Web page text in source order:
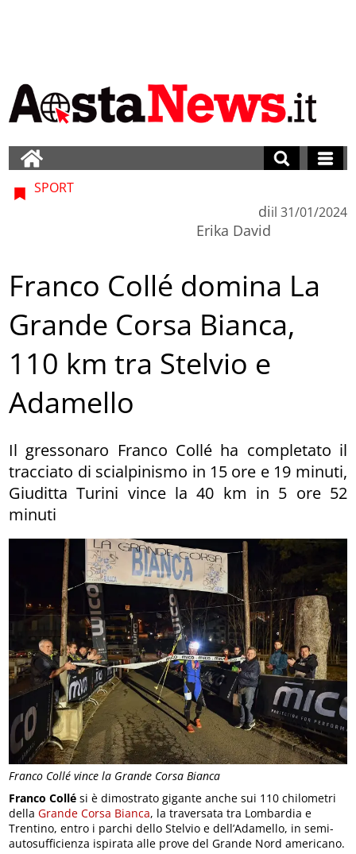
Franco Collé vince la Grande Corsa Bianca
SPORT
di
Erika David
il 31/01/2024
Franco Collé domina La
Grande Corsa Bianca,
110 km tra Stelvio e
Adamello
Il gressonaro Franco Collé ha completato il
tracciato di scialpinismo in 15 ore e 19 minuti,
Giuditta Turini vince la 40 km in 5 ore 52
minuti
Franco Collé si è dimostrato gigante anche sui 110 chilometri
dellaGrande Corsa Bianca, la traversata tra Lombardia e
Trentino, entro i parchi dello Stelvio e dell’Adamello, in semi-
autosufficienza ispirata alle prove del Grande Nord americano.